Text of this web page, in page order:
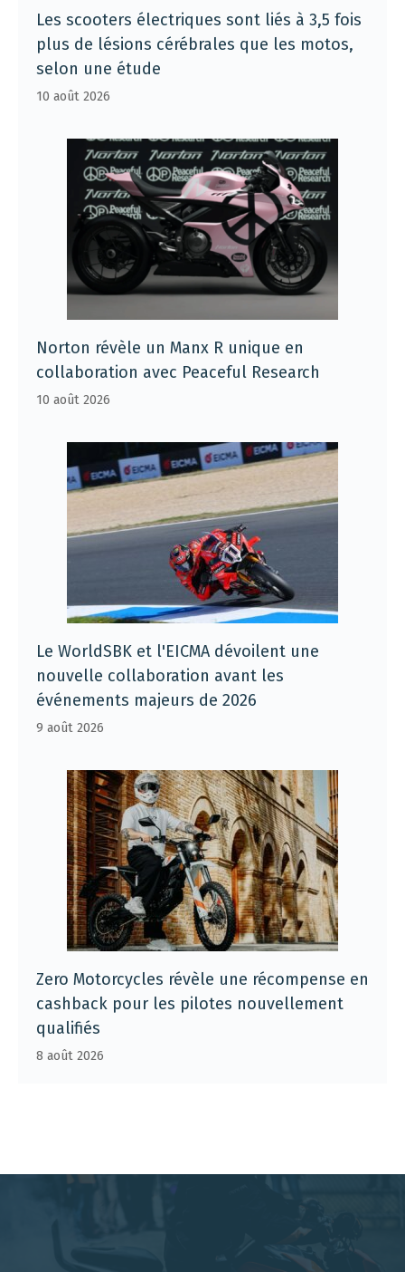
Les scooters électriques sont liés à 3,5 fois
plus de lésions cérébrales que les motos,
selon une étude
10 août 2026
Norton révèle un Manx R unique en
collaboration avec Peaceful Research
10 août 2026
Le WorldSBK et l'EICMA dévoilent une
nouvelle collaboration avant les
événements majeurs de 2026
9 août 2026
Zero Motorcycles révèle une récompense en
cashback pour les pilotes nouvellement
qualifiés
8 août 2026